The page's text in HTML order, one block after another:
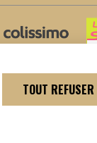
TOUT REFUSER